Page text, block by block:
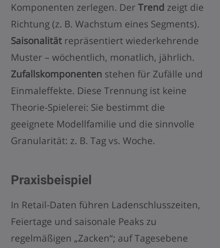
Komponenten zerlegen. DerTrend zeigt die
Richtung (z. B. Wachstum eines Segments).
Saisonalität repräsentiert wiederkehrende
Muster – wöchentlich, monatlich, jährlich.
Zufallskomponenten stehen für Zufälle und
Einmaleffekte. Diese Trennung ist keine
Theorie-Spielerei: Sie bestimmt die
geeignete Modellfamilie und die sinnvolle
Granularität: z. B. Tag vs. Woche.
Praxisbeispiel
In Retail-Daten führen Ladenschlusszeiten,
Feiertage und saisonale Peaks zu
regelmäßigen „Zacken“; auf Tagesebene